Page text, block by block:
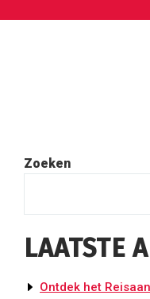
Zoeken
LAATSTE
Ontdek het